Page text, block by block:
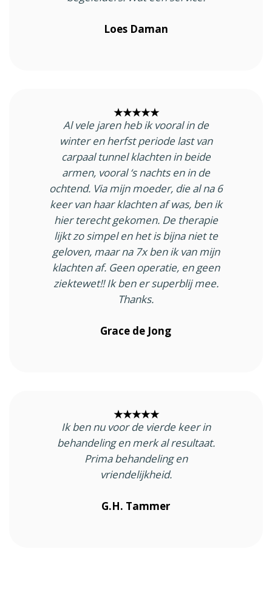
Loes Daman
★★★★★
Al vele jaren heb ik vooral in de
winter en herfst periode last van
carpaal tunnel klachten in beide
armen, vooral ‘s nachts en in de
ochtend. Via mijn moeder, die al na 6
keer van haar klachten af was, ben ik
hier terecht gekomen. De therapie
lijkt zo simpel en het is bijna niet te
geloven, maar na 7x ben ik van mijn
klachten af. Geen operatie, en geen
ziektewet!! Ik ben er superblij mee.
Thanks.
Grace de Jong
★★★★★
Ik ben nu voor de vierde keer in
behandeling en merk al resultaat.
Prima behandeling en
vriendelijkheid.
G.H. Tammer